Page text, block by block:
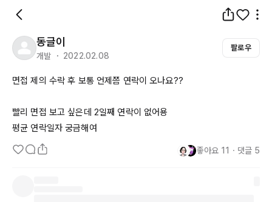
동글이
개발 ・ 2022.02.08
팔로우
면접 제의 수락 후 보통 언제쯤 연락이 오나요??
빨리 면접 보고 싶은데 2일째 연락이 없어용
평균 연락일자 궁금해여
좋아요 11 ・ 댓글 5